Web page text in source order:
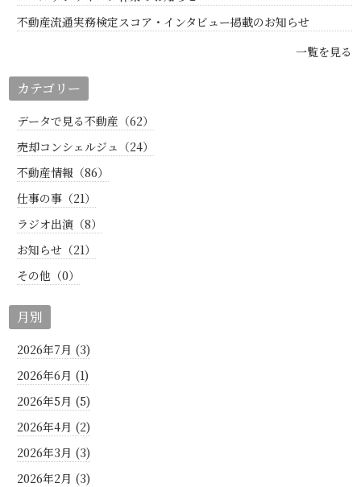
不動産流通実務検定スコア・インタビュー掲載のお知らせ
一覧を見る
カテゴリー
データで見る不動産（62）
売却コンシェルジュ（24）
不動産情報（86）
仕事の事（21）
ラジオ出演（8）
お知らせ（21）
その他（0）
月別
2026年7月 (3)
2026年6月 (1)
2026年5月 (5)
2026年4月 (2)
2026年3月 (3)
2026年2月 (3)